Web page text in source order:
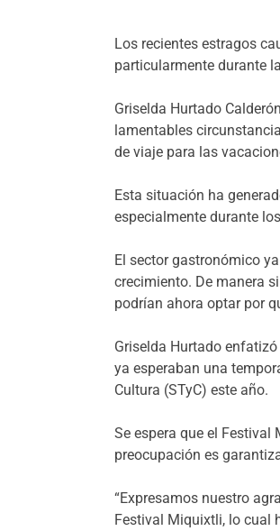
Los recientes estragos
particularmente durante
Griselda Hurtado
lamentables
de viaje para las
Esta situación ha
especialmente durante
El sector gastronómico
crecimiento. De manera
podrían ahora optar por
Griselda Hurtado
ya esperaban una
Cultura (STyC) este año.
Se espera que el
preocupación es
“Expresamos nuestro
Festival Miquixtli, lo cual